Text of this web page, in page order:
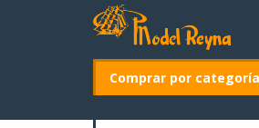
Comprar por categoría